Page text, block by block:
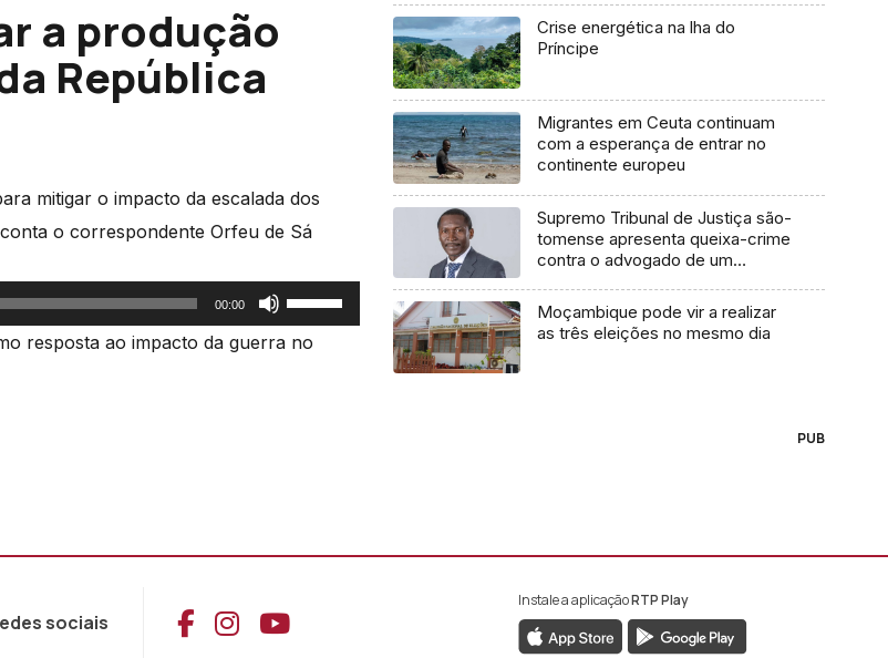
a produção
República
mitigar o impacto da escalada dos
o correspondente Orfeu de Sá
00:00
Use
as
o
resposta ao impacto da guerra no
Crise energética na lha do
Príncipe
Migrantes em Ceuta continuam
com a esperança de entrar no
continente europeu
Supremo Tribunal de Justiça são-
tomense apresenta queixa-crime
contra o advogado de um
Moçambique pode vir a realizar
as três eleições no mesmo dia
PUB
sociais Aceder ao Facebook da RTP África
Aceder ao Instagram da RTP África
Aceder ao YouTube da RTP África
Instale a aplicaçãoRTP Play